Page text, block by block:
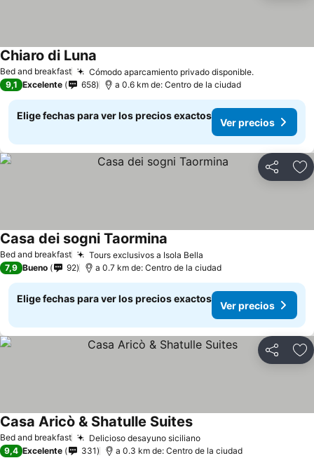
Bed and breakfast Cómodo aparcamiento privado disponible.
Chiaro di Luna
9,1 Excelente 658 a 0.6 km de: Centro de la ciudad
Elige fechas para ver los precios exactos
Ver precios
Compartir
Bed and breakfast Tours exclusivos a Isola Bella
Casa dei sogni Taormina
7,9 Bueno 92 a 0.7 km de: Centro de la ciudad
Elige fechas para ver los precios exactos
Ver precios
Compartir
Bed and breakfast Delicioso desayuno siciliano
Casa Aricò & Shatulle Suites
9,4 Excelente 331 a 0.3 km de: Centro de la ciudad